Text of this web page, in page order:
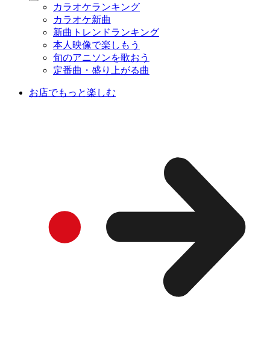
カラオケランキング
カラオケ新曲
新曲トレンドランキング
本人映像で楽しもう
旬のアニソンを歌おう
定番曲・盛り上がる曲
お店でもっと楽しむ